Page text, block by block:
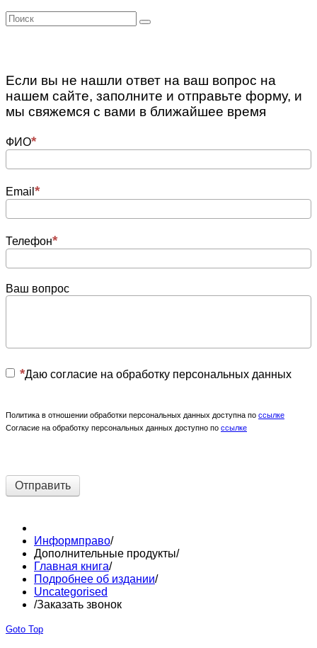
Если вы не нашли ответ на ваш вопрос на
нашем сайте, заполните и отправьте форму, и
мы свяжемся с вами в ближайшее время
ФИО
Email
Телефон
Ваш вопрос
Даю согласие на обработку персональных данных
Политика в отношении обработки персональных данных доступна по ссылке
Согласие на обработку персональных данных доступно по ссылке
Отправить
Информправо/
Дополнительные продукты/
Главная книга/
Подробнее об издании/
Uncategorised
/Заказать звонок
Goto Top